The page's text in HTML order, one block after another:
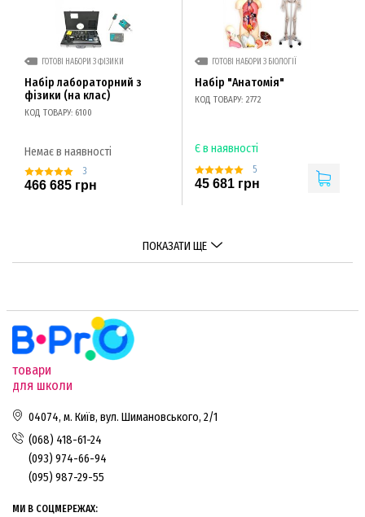
ГОТОВІ НАБОРИ З ФІЗИКИ
Набір лабораторний з
фізики (на клас)
КОД ТОВАРУ: 6100
Немає в наявності
3
466 685 грн
ГОТОВІ НАБОРИ З БІОЛОГІЇ
Набір "Анатомія"
КОД ТОВАРУ: 2772
Є в наявності
5
45 681 грн
ПОКАЗАТИ ЩЕ
товари
для школи
04074, м. Київ, вул. Шимановського, 2/1
(068) 418-61-24
(093) 974-66-94
(095) 987-29-55
МИ В СОЦМЕРЕЖАХ: